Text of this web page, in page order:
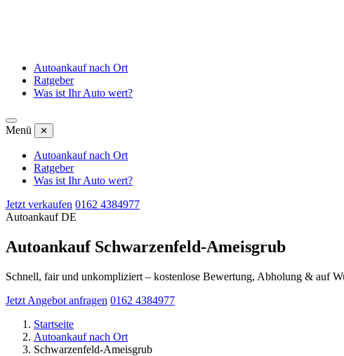
Autoankauf nach Ort
Ratgeber
Was ist Ihr Auto wert?
Menü ✕
Autoankauf nach Ort
Ratgeber
Was ist Ihr Auto wert?
Jetzt verkaufen 0162 4384977
Autoankauf DE
Autoankauf Schwarzenfeld-Ameisgrub
Schnell, fair und unkompliziert – kostenlose Bewertung, Abholung & auf
Jetzt Angebot anfragen 0162 4384977
Startseite
Autoankauf nach Ort
Schwarzenfeld-Ameisgrub